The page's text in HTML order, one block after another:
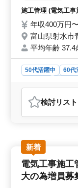
施工管理 (電気工
年収400万円
富山県射水市
平均年齢 37.4
50代活躍中 60代
おすすめポイン
＜安定した雇用
いった多様な雇
合わせて働けま
受けており、長
す。 ＜キャリ
経験者を積極的に
しています。更な
にとって、成長
すい環境＞ 週5
検討リスト
新着
電気工事施工
大の為増員募